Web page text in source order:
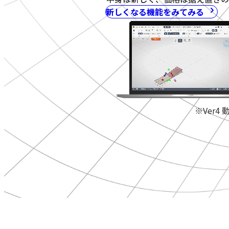
新しくなる機能をみてみる
※Ver4